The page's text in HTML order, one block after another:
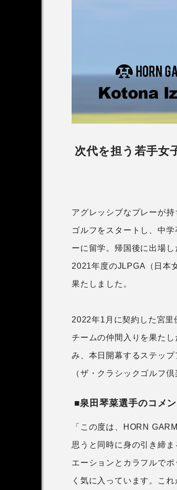
次代を担う若手女
アグレッシブなプレーが
ゴルフをスタートし、中
ーに留学。帰国後に出場
2021年度のJLPGA（日本
果たしました。
2022年1月に契約した宮里
チームの仲間入りを果た
み、本日開幕するステッ
（ザ・クラシックゴルフ
■泉田琴菜選手のコメン
「この度は、HORN
思うと同時に身の引き締
エーションとカラフルで
く気に入っています。こ